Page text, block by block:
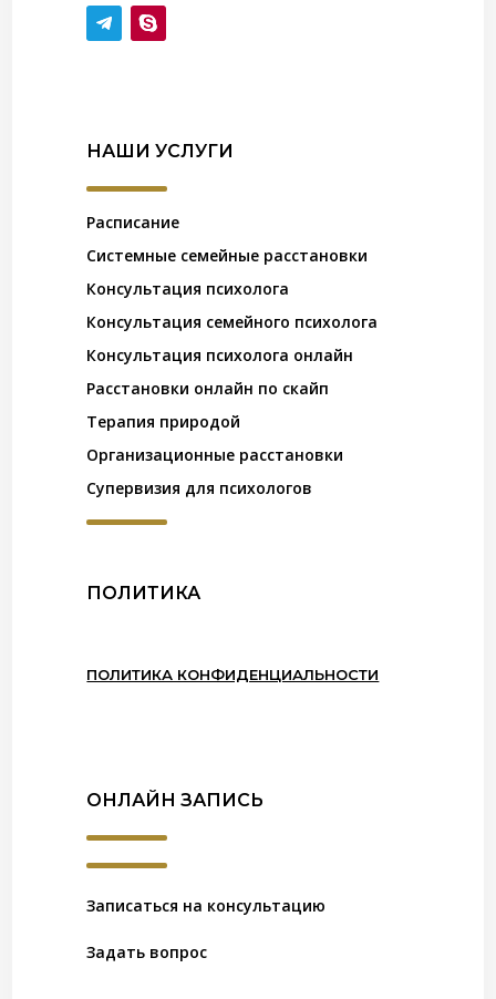
НАШИ УСЛУГИ
Расписание
Системные семейные расстановки
Консультация психолога
Консультация семейного психолога
Консультация психолога онлайн
Расстановки онлайн по скайп
Терапия природой
Организационные расстановки
Супервизия для психологов
ПОЛИТИКА
ПОЛИТИКА КОНФИДЕНЦИАЛЬНОСТИ
ОНЛАЙН ЗАПИСЬ
Записаться на консультацию
Задать вопрос